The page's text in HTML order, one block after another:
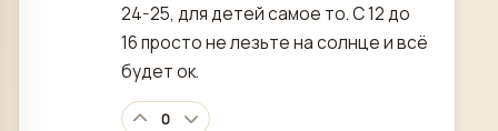
24-25, для детей самое то. С 12 до
16 просто не лезьте на солнце и всё
будет ок.
0